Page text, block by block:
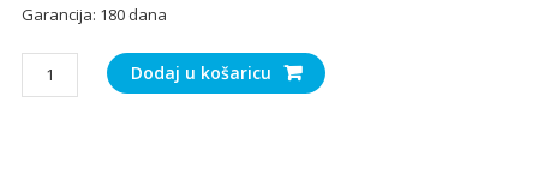
Garancija: 180 dana
Baterija
za
Dodaj u košaricu